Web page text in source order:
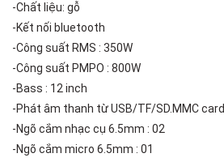
-Chất liệu: gỗ
-Kết nối bluetooth
-Công suất RMS : 350W
-Công suất PMPO : 800W
-Bass : 12 inch
-Phát âm thanh từ USB/TF/SD.MMC card
-Ngõ cắm nhạc cụ 6.5mm : 02
-Ngõ cắm micro 6.5mm : 01